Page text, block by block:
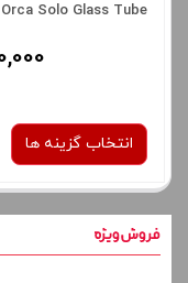
Solo Glass Tube
انتخاب گزینه ها